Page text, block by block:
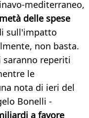
mediterraneo,
delle spese
sull'impatto
non basta.
saranno reperiti
le
nota di ieri del
Bonelli -
a favore